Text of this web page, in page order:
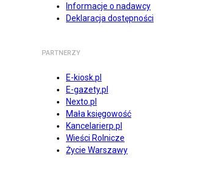
Informacje o nadawcy
Deklaracja dostępności
PARTNERZY
E-kiosk.pl
E-gazety.pl
Nexto.pl
Mała księgowość
Kancelarierp.pl
Wieści Rolnicze
Życie Warszawy